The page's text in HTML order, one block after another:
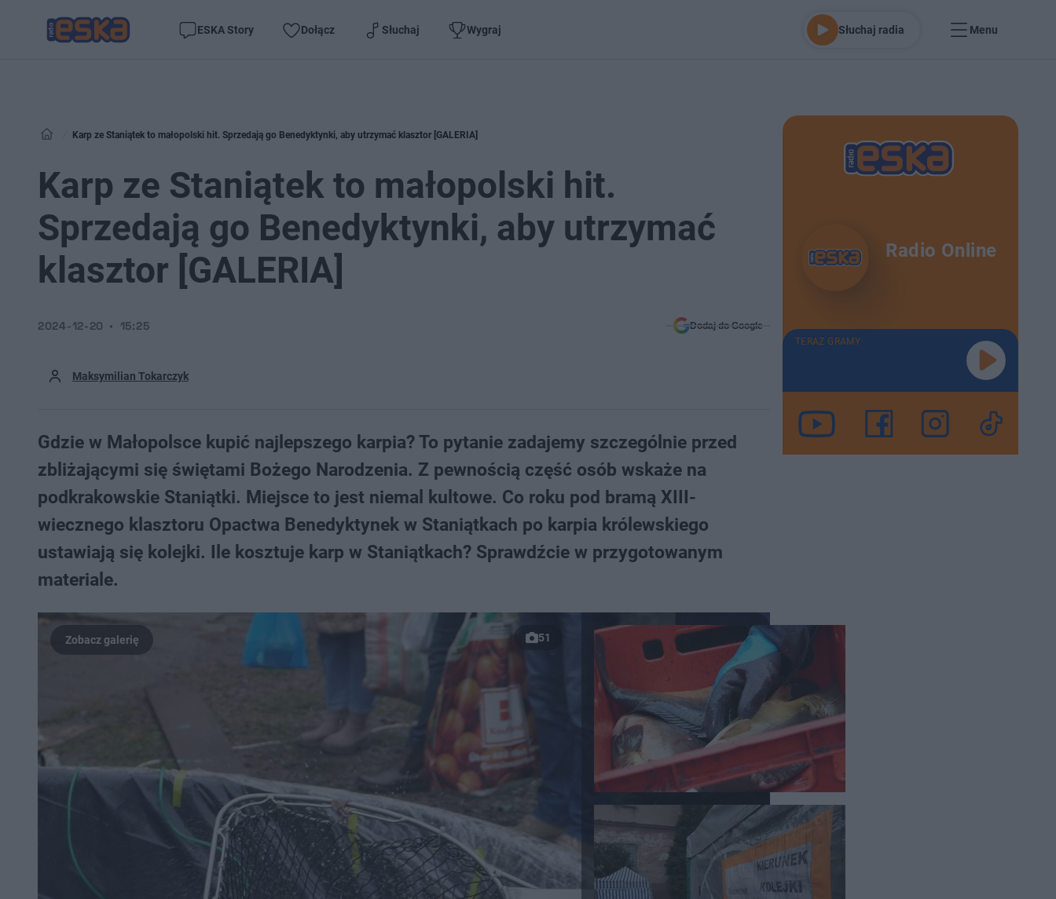
ESKA Story Dołącz Słuchaj Wygraj Słuchaj radia Menu
Karp ze Staniątek to małopolski hit. Sprzedają go Benedyktynki, aby utrzymać klasztor [GALERIA]
Karp ze Staniątek to małopolski hit.
Sprzedają go Benedyktynki, aby utrzymać
klasztor [GALERIA]
Maksymilian Tokarczyk
2024-12-20 15:25 Dodaj do Google
Gdzie w Małopolsce kupić najlepszego karpia? To pytanie zadajemy szczególnie przed
zbliżającymi się świętami Bożego Narodzenia. Z pewnością część osób wskaże na
podkrakowskie Staniątki. Miejsce to jest niemal kultowe. Co roku pod bramą XIII-
wiecznego klasztoru Opactwa Benedyktynek w Staniątkach po karpia królewskiego
ustawiają się kolejki. Ile kosztuje karp w Staniątkach? Sprawdźcie w przygotowanym
materiale.
51
Radio Online
TERAZ GRAMY